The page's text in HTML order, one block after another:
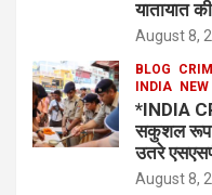
यातायात
August 8,
BLOG
INDIA
NEW
*INDIA
सकुशल रूप
उतरे
August 8,